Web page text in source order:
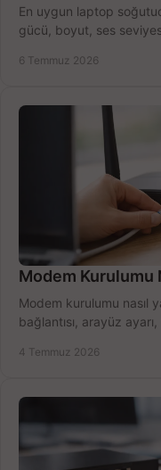
En uygun laptop
gücü, boyut, ses
6 Temmuz 2026
Modem Kurulumu
Modem kurulumu nasıl
bağlantısı, arayüz
4 Temmuz 2026